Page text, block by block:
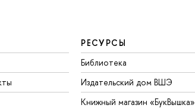
РЕСУРСЫ
Библиотека
Издательский дом ВШЭ
Книжный магазин «БукВышка»